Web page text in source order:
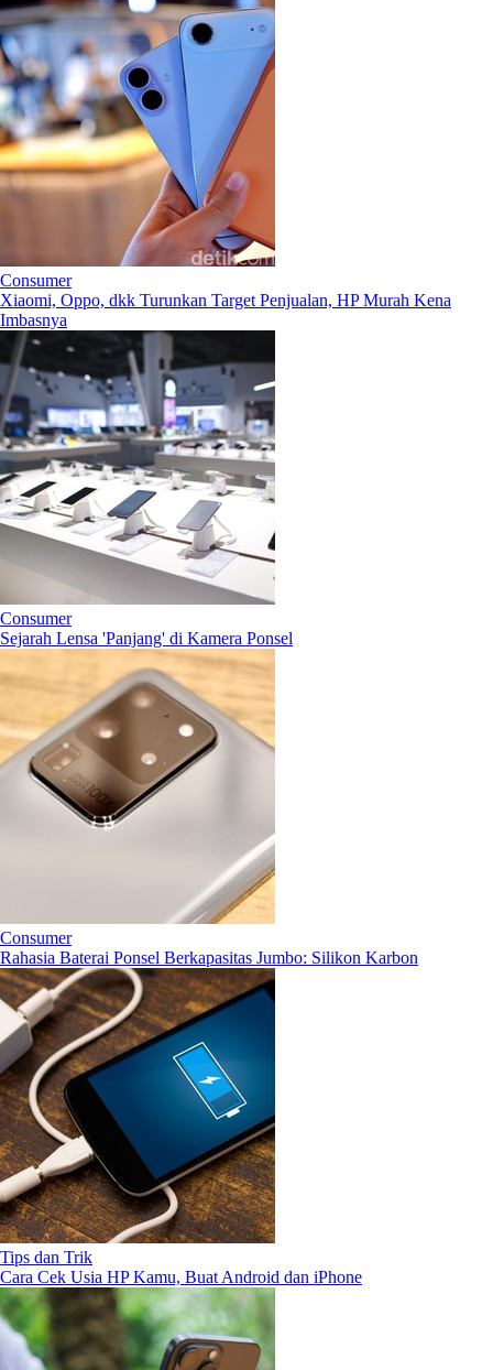
Consumer
Xiaomi, Oppo, dkk Turunkan Target Penjualan, HP Murah Kena
Imbasnya
Consumer
Sejarah Lensa 'Panjang' di Kamera Ponsel
Consumer
Rahasia Baterai Ponsel Berkapasitas Jumbo: Silikon Karbon
Tips dan Trik
Cara Cek Usia HP Kamu, Buat Android dan iPhone